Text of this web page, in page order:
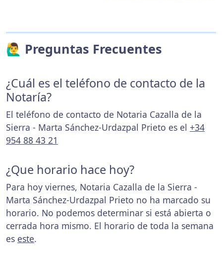
🙋‍♂️ Preguntas Frecuentes
¿Cuál es el teléfono de contacto de la
Notaría?
El teléfono de contacto de Notaria Cazalla de la
Sierra - Marta Sánchez-Urdazpal Prieto es el +34
954 88 43 21
¿Que horario hace hoy?
Para hoy viernes, Notaria Cazalla de la Sierra -
Marta Sánchez-Urdazpal Prieto no ha marcado su
horario. No podemos determinar si está abierta o
cerrada hora mismo. El horario de toda la semana
es este.